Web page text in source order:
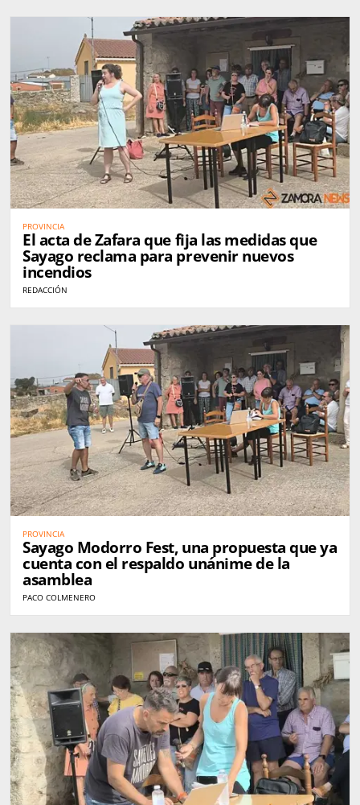
PROVINCIA
El acta de Zafara que fija las medidas que
Sayago reclama para prevenir nuevos
incendios
REDACCIÓN
PROVINCIA
Sayago Modorro Fest, una propuesta que ya
cuenta con el respaldo unánime de la
asamblea
PACO COLMENERO